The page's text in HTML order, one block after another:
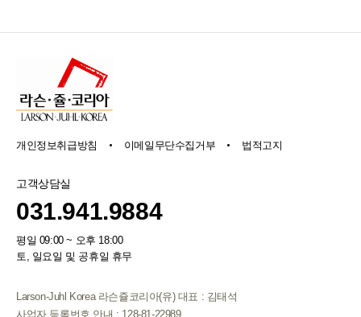
개인정보취급방침 이메일무단수집거부 법적고지
고객상담실
031.941.9884
평일 09:00 ~ 오후 18:00
토, 일요일 및 공휴일 휴무
Larson-Juhl Korea 라슨쥴코리아(유) 대표 : 김태석
사업자 등록번호 안내 : 128-81-22989